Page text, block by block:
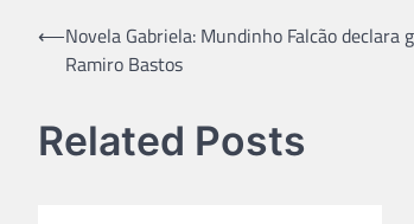
Navegação
⟵Novela Gabriela: Mundinho Falcão declara
Ramiro Bastos
Related Posts